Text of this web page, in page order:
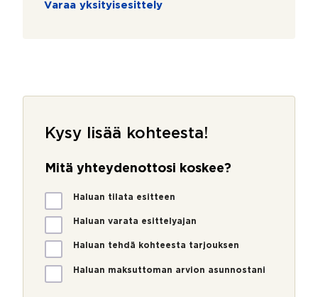
Varaa yksityisesittely
Kysy lisää kohteesta!
Mitä yhteydenottosi koskee?
M
i
ä
Haluan tilata esitteen
Haluan varata esittelyajan
Haluan tehdä kohteesta tarjouksen
Haluan maksuttoman arvion asunnostani